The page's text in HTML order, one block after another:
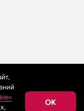
применяются
технологии
к
OK